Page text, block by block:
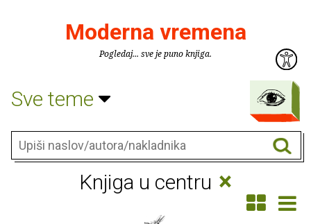
Moderna vremena
Pogledaj... sve je puno knjiga.
Sve teme
Knjiga u centru ×